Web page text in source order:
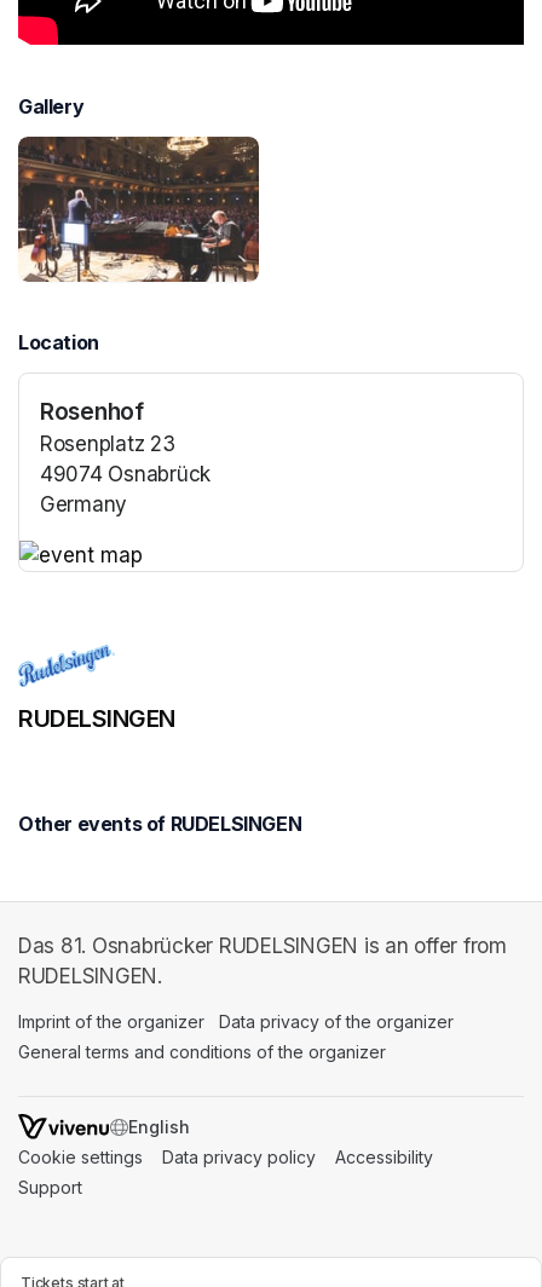
Gallery
Location
Rosenhof
Rosenplatz 23
49074 Osnabrück
Germany
Tickets start at
RUDELSINGEN
Other events of RUDELSINGEN
Das 81. Osnabrücker RUDELSINGEN is an offer from
RUDELSINGEN.
Imprint of the organizer (opens in a new tab)
Data privacy of the organizer
General terms and conditions of the organizer
SWITCH LANGUAGE
Cookie settings (opens in a new tab)
Data privacy policy (opens in a new tab)
Accessibility
Support